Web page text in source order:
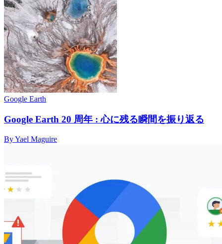
Google Earth
Google Earth 20 周年 : 心に残る瞬間を振り返る
By Yael Maguire